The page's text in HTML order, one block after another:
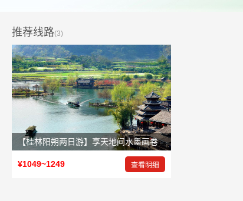
推荐线路(3)
【桂林阳朔两日游】享天地间水墨画卷，赏大自然鬼斧神工
查看明细
¥1049~1249